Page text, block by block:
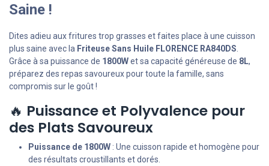
Saine !
Dites adieu aux fritures trop grasses et faites place à une cuisson
plus saine avec la Friteuse Sans Huile FLORENCE RA840DS
Grâce à sa puissance de 1800Wet sa capacité généreuse de 8L,
préparez des repas savoureux pour toute la famille, sans
compromis sur le goût !
🔥 Puissance et Polyvalence pour
des Plats Savoureux
Puissance de 1800W : Une cuisson rapide et homogène pour
des résultats croustillants et dorés.